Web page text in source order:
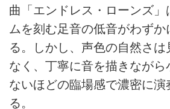
曲「エンドレス・ローンズ
ムを刻む足音の低音がわずか
る。しかし、声色の自然さ
なく、丁寧に音を描きながら
ないほどの臨場感で濃密に演
る。